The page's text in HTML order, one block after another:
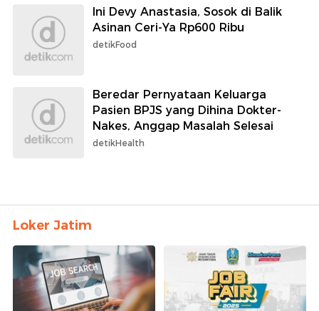
Ini Devy Anastasia, Sosok di Balik
Asinan Ceri-Ya Rp600 Ribu
detikFood
Beredar Pernyataan Keluarga
Pasien BPJS yang Dihina Dokter-
Nakes, Anggap Masalah Selesai
detikHealth
Loker Jatim